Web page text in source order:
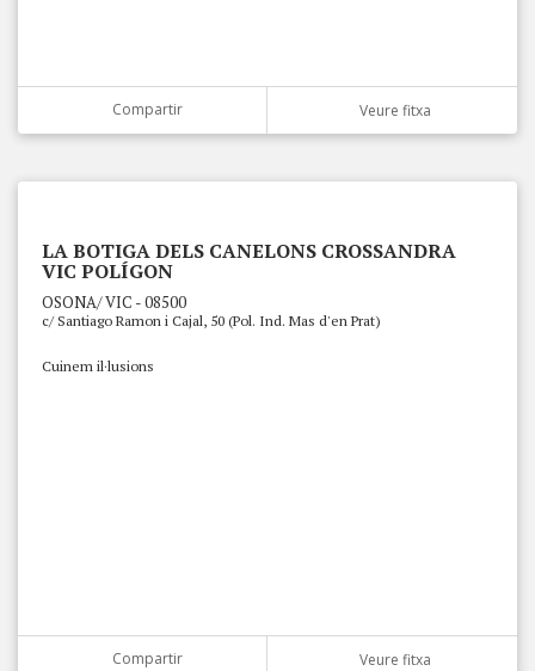
Compartir Veure fitxa
LA BOTIGA DELS CANELONS CROSSANDRA
VIC POLÍGON
OSONA/ VIC - 08500
c/ Santiago Ramon i Cajal, 50 (Pol. Ind. Mas d'en Prat)
Cuinem il·lusions
Compartir Veure fitxa